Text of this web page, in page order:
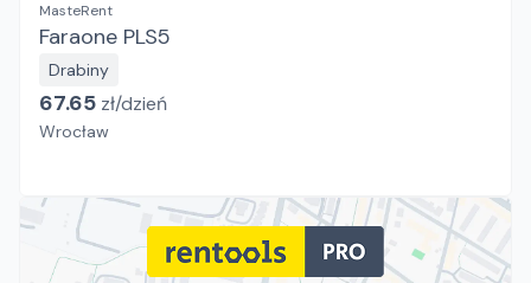
MasteRent
Faraone PLS5
Drabiny
67.65 zł/dzień
Wrocław